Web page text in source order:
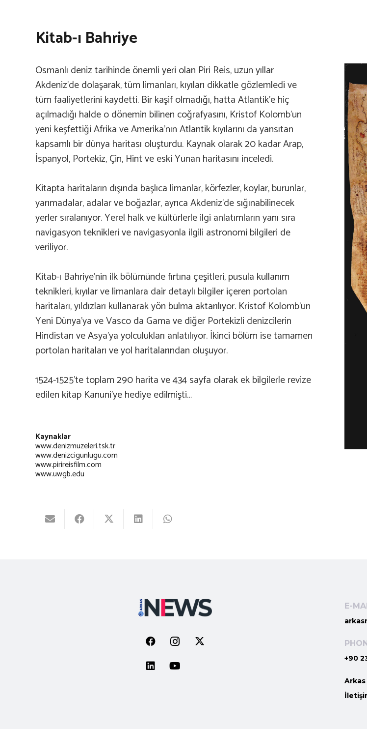
Kitab-ı Bahriye
Osmanlı deniz tarihinde önemli yeri olan Piri Reis, uzun yıllar
Akdeniz’de dolaşarak, tüm limanları, kıyıları dikkatle gözlemledi ve
tüm faaliyetlerini kaydetti. Bir kaşif olmadığı, hatta Atlantik’e hiç
açılmadığı halde o dönemin bilinen coğrafyasını, Kristof Kolomb’un
yeni keşfettiği Afrika ve Amerika’nın Atlantik kıyılarını da yansıtan
kapsamlı bir dünya haritası oluşturdu. Kaynak olarak 20 kadar Arap,
İspanyol, Portekiz, Çin, Hint ve eski Yunan haritasını inceledi.
Kitapta haritaların dışında başlıca limanlar, körfezler, koylar, burunlar,
yarımadalar, adalar ve boğazlar, ayrıca Akdeniz’de sığınabilinecek
yerler sıralanıyor. Yerel halk ve kültürlerle ilgi anlatımların yanı sıra
navigasyon teknikleri ve navigasyonla ilgili astronomi bilgileri de
veriliyor.
Kitab-ı Bahriye’nin ilk bölümünde fırtına çeşitleri, pusula kullanım
teknikleri, kıyılar ve limanlara dair detaylı bilgiler içeren portolan
haritaları, yıldızları kullanarak yön bulma aktarılıyor. Kristof Kolomb’un
Yeni Dünya’ya ve Vasco da Gama ve diğer Portekizli denizcilerin
Hindistan ve Asya’ya yolculukları anlatılıyor. İkinci bölüm ise tamamen
portolan haritaları ve yol haritalarından oluşuyor.
1524-1525’te toplam 290 harita ve 434 sayfa olarak ek bilgilerle revize
edilen kitap Kanuni’ye hediye edilmişti…
Kaynaklar
www.denizmuzeleri.tsk.tr
www.denizcigunlugu.com
www.pirireisfilm.com
www.uwgb.edu
E-
+90